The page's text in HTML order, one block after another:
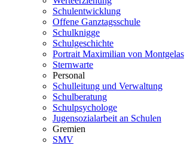
Schulentwicklung
Offene Ganztagsschule
Schulknigge
Schulgeschichte
Portrait Maximilian von Montgelas
Sternwarte
Personal
Schulleitung und Verwaltung
Schulberatung
Schulpsychologe
Jugensozialarbeit an Schulen
Gremien
SMV